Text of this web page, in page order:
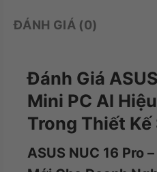
ĐÁNH GIÁ (0)
Đánh Giá
Mini PC AI
Trong Thiết Kế
ASUS NUC 16 Pro